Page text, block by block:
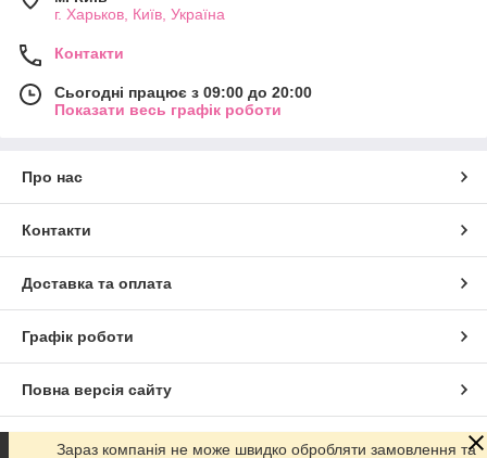
г. Харьков, Київ, Україна
Контакти
Сьогодні працює з 09:00 до 20:00
Показати весь графік роботи
Про нас
Контакти
Доставка та оплата
Графік роботи
Повна версія сайту
Сайт створено на маркетплейсіProm.ua
Зараз компанія не може швидко обробляти замовлення та